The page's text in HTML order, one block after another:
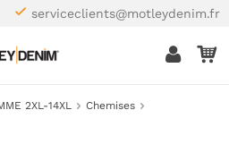
serviceclients@motleydenim.fr
2XL-14XL
Chemises